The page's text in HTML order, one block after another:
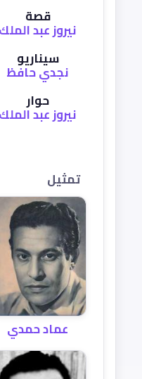
قصة
نيروز عبد الملك
سيناريو
نجدي حافظ
حوار
نيروز عبد الملك
تمثيل
عماد حمدي